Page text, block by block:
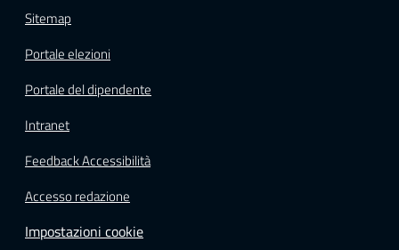
Sitemap
Portale elezioni
Portale del dipendente
Intranet
Feedback Accessibilità
Accesso redazione
Impostazioni cookie